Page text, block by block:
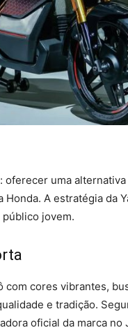
uma
A estratégia da
jovem.
cores vibrantes,
e tradição.
oficial da marca no